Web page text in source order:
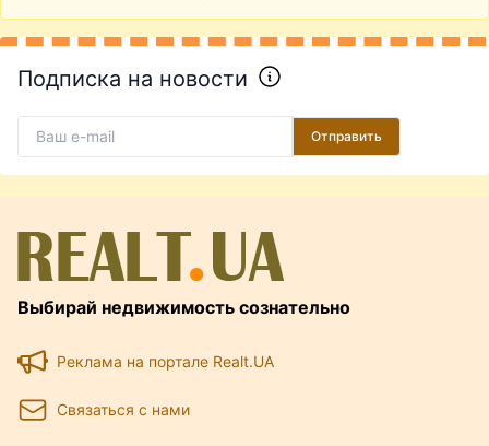
Подписка на новости
Отправить
Выбирай недвижимость сознательно
Реклама на портале Realt.UA
Связаться с нами